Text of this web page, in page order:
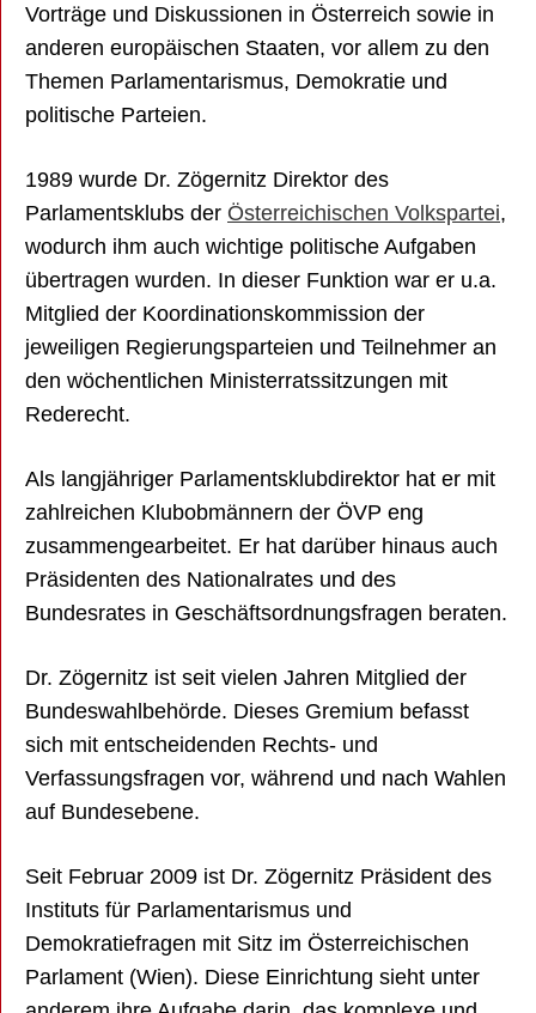
Vorträge und Diskussionen in Österreich sowie in
anderen europäischen Staaten, vor allem zu den
Themen Parlamentarismus, Demokratie und
politische Parteien.
1989 wurde Dr. Zögernitz Direktor des
Parlamentsklubs der Österreichischen Volkspartei,
wodurch ihm auch wichtige politische Aufgaben
übertragen wurden. In dieser Funktion war er u.a.
Mitglied der Koordinationskommission der
jeweiligen Regierungsparteien und Teilnehmer an
den wöchentlichen Ministerratssitzungen mit
Rederecht.
Als langjähriger Parlamentsklubdirektor hat er mit
zahlreichen Klubobmännern der ÖVP eng
zusammengearbeitet. Er hat darüber hinaus auch
Präsidenten des Nationalrates und des
Bundesrates in Geschäftsordnungsfragen beraten.
Dr. Zögernitz ist seit vielen Jahren Mitglied der
Bundeswahlbehörde. Dieses Gremium befasst
sich mit entscheidenden Rechts- und
Verfassungsfragen vor, während und nach Wahlen
auf Bundesebene.
Seit Februar 2009 ist Dr. Zögernitz Präsident des
Instituts für Parlamentarismus und
Demokratiefragen mit Sitz im Österreichischen
Parlament (Wien). Diese Einrichtung sieht unter